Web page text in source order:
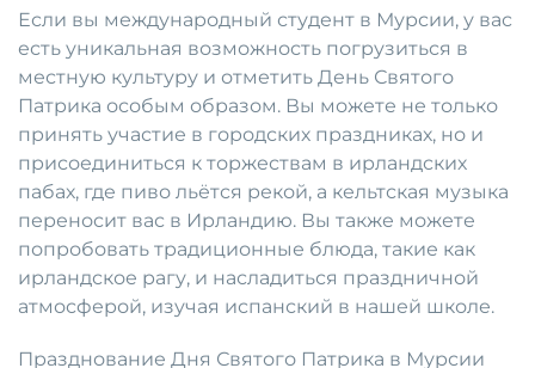
Если вы международный студент в Мурсии, у вас
есть уникальная возможность погрузиться в
местную культуру и отметить День Святого
Патрика особым образом. Вы можете не только
принять участие в городских праздниках, но и
присоединиться к торжествам в ирландских
пабах, где пиво льётся рекой, а кельтская музыка
переносит вас в Ирландию. Вы также можете
попробовать традиционные блюда, такие как
ирландское рагу, и насладиться праздничной
атмосферой, изучая испанский в нашей школе.
Празднование Дня Святого Патрика в Мурсии